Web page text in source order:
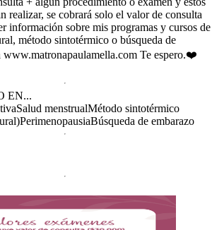
realizar, se cobrará solo el valor de consulta
información sobre mis programas y cursos de
método sintotérmico o búsqueda de
www.matronapaulamella.com Te espero.❤️
EN...
Salud menstrualMétodo sintotérmico
PerimenopausiaBúsqueda de embarazo